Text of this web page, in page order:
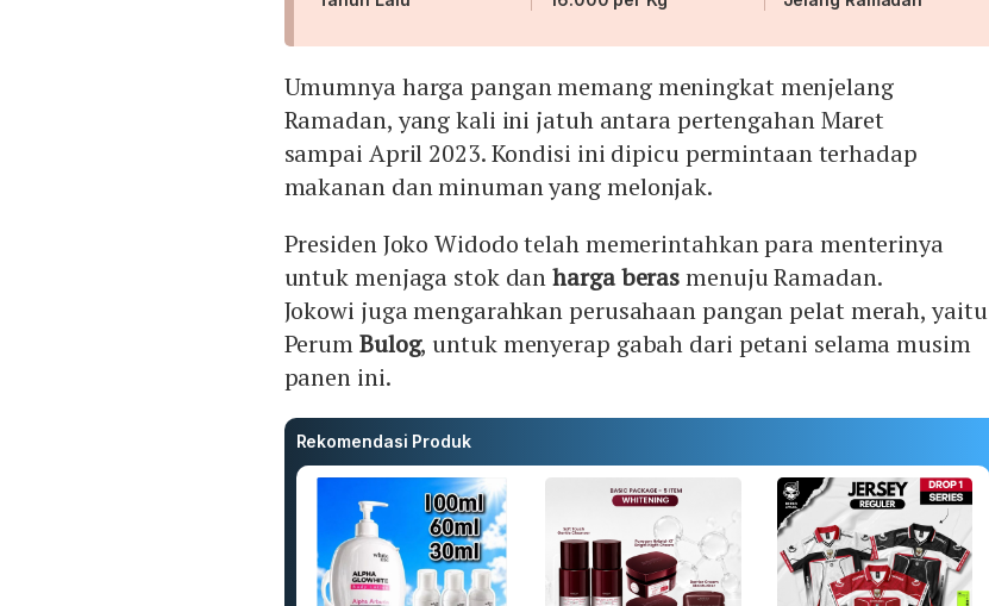
Umumnya harga pangan memang meningkat menjelang
Ramadan, yang kali ini jatuh antara pertengahan Maret
sampai April 2023. Kondisi ini dipicu permintaan terhadap
makanan dan minuman yang melonjak.
Presiden Joko Widodo telah memerintahkan para menterinya
untuk menjaga stok danharga berasmenuju Ramadan.
Jokowi juga mengarahkan perusahaan pangan pelat merah, yaitu
PerumBulog, untuk menyerap gabah dari petani selama musim
panen ini.
Rekomendasi Produk